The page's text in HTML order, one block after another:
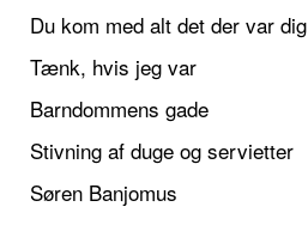
Du kom med alt det der var dig
Tænk, hvis jeg var
Barndommens gade
Stivning af duge og servietter
Søren Banjomus